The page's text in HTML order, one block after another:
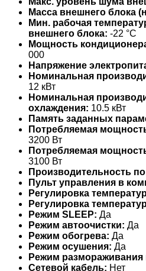
Масса внешнего блока
Мин. рабочая
внешнего блока: -22 °С
Мощность
000
Напряжение
Номинальная
12 кВт
Номинальная
охлаждения: 10.5 кВт
Память заданных
Потребляемая
3200 Вт
Потребляемая
3100 Вт
Производительность
Пульт управления в
Регулировка
Регулировка
Режим SLEEP: Да
Режим автоочистки: Да
Режим обогрева: Да
Режим осушения: Да
Режим размораживания
Сетевой кабель: Нет